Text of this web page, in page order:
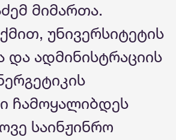
მიმართა.
უნივერსიტეტის
და ადმინისტრაციის
ჩამოყალიბდეს
საინჟინრო